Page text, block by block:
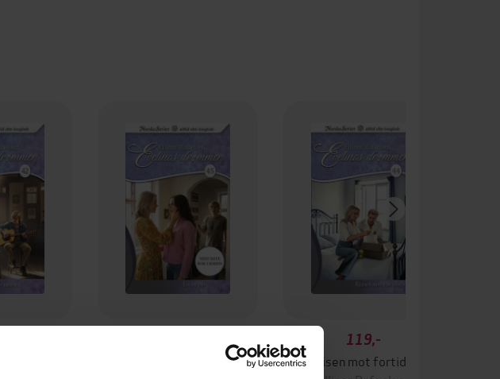
119,-
Reisen mot fortiden